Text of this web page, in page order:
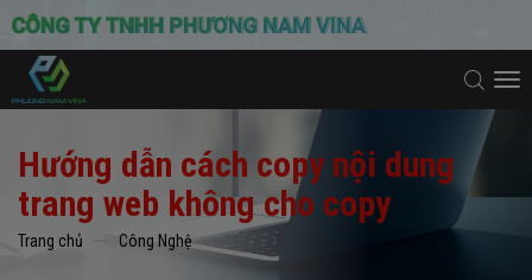
Hướng dẫn cách copy nội dung
trang web không cho copy
Trang chủ Công Nghệ